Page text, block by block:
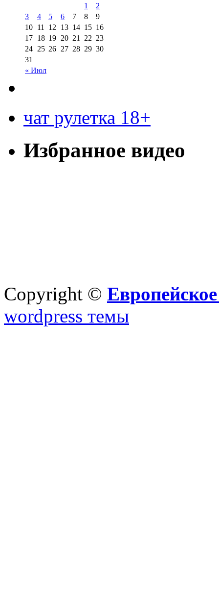
« Июл
1
2
3
4 5 6 7 8
9
10 11 12 13 14 15 16
17 18 19 20 21 22 23
24 25 26 27 28 29 30
31
чат рулетка 18+
Избранное видео
Copyright ©
wordpress темы